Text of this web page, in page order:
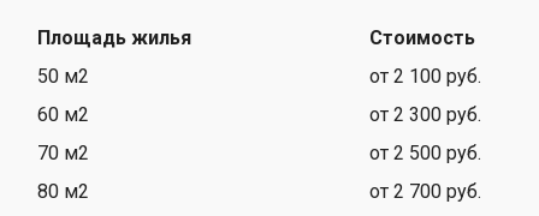
Площадь жилья
Стоимость
50 м2
от 2 100 руб.
60 м2
от 2 300 руб.
70 м2
от 2 500 руб.
80 м2
от 2 700 руб.